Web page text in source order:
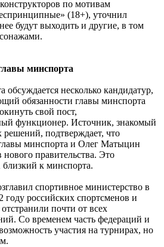
по мотивам
(18+), уточнил
будут выходить и другие, в том
минспорта
обсуждается несколько кандидатур,
обязанности главы минспорта
свой пост,
функционер. Источник, знакомый
решений, подтверждает, что
минспорта и Олег Матыцин
правительства. Это
к минспорта.
спортивное министерство в
году российских спортсменов и
почти от всех
Со временем часть федераций и
участия на турнирах, но